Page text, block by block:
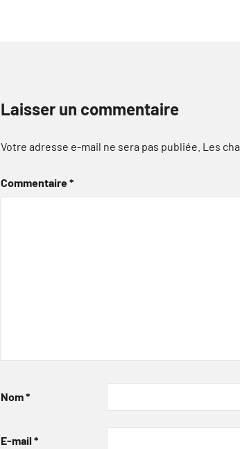
Laisser un commentaire
Votre adresse e-mail ne sera pas publiée. Les
Commentaire*
Nom*
E-mail *